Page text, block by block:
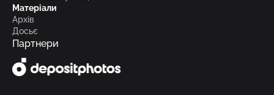
Матеріали
Архів
Досьє
Партнери